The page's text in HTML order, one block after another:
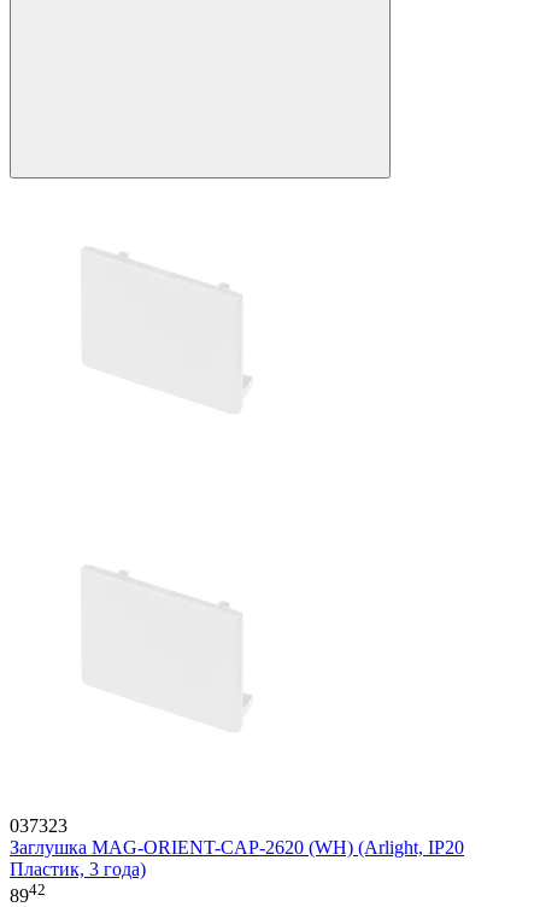
037323
Заглушка MAG-ORIENT-CAP-2620 (WH) (Arlight, IP20
Пластик, 3 года)
8942